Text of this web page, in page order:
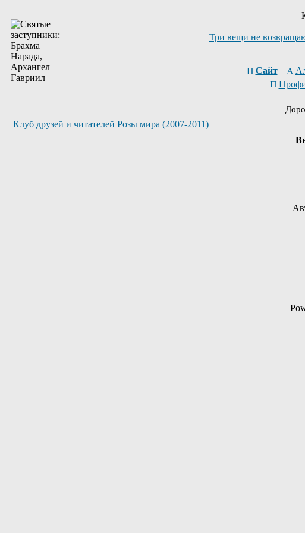
Три вещи не
Сайт
Клуб друзей и читателей Розы мира (2007-2011)